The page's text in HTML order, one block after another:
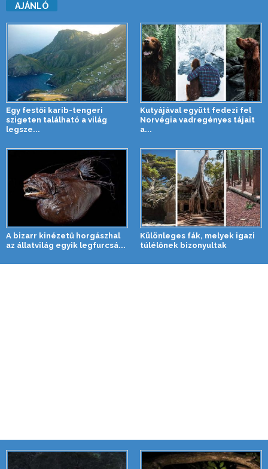
AJÁNLÓ
Egy festői karib-tengeri
szigeten található a világ
legsze...
Kutyájával együtt fedezi fel
Norvégia vadregényes tájait
a...
A bizarr kinézetű horgászhal
az állatvilág egyik legfurcsá...
Különleges fák, melyek igazi
túlélőnek bizonyultak